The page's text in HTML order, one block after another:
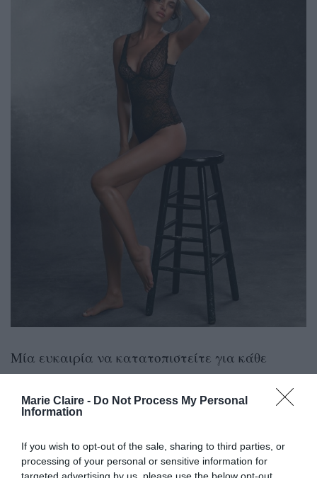
Marie Claire - Do Not Process My Personal
Information
If you wish to opt-out of the sale, sharing to third parties, or
processing of your personal or sensitive information for
targeted advertising by us, please use the below opt-out
Μία ευκαιρία να κατατοπιστείτε για κάθε
πλευρά του ρούχου σας, μία φιλοσοφία
αφιερωμένη στη σύγχρονηγυναίκαπου είναι
ολοένα και πιο συνειδητοποιημένη για την
-εσωτερική και εξωτερική- γοητεία της.